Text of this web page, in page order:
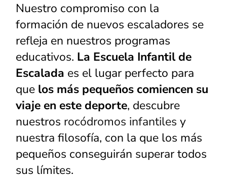
Nuestro compromiso con la
formación de nuevos escaladores se
refleja en nuestros programas
educativos. La Escuela Infantil de
Escalada es el lugar perfecto para
que los más pequeños comiencen su
viaje en este deporte, descubre
nuestros rocódromos infantiles y
nuestra filosofía, con la que los más
pequeños conseguirán superar todos
sus límites.